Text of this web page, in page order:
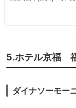
11:30 -
07:00 -
21:30（L.O.
14:30（L.O.
5.ホテル京福
ダイナソーモー